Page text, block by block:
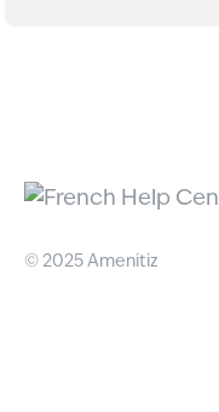
© 2025 Amenitiz